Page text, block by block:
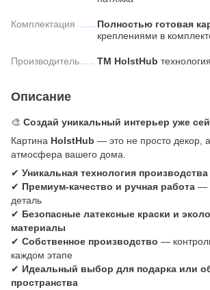
Комплектация Полностью готовая
креплениями в
Производитель ТМ HolstHub технология
Описание
🎨 Создай уникальный интерьер уже
Картина HolstHub — это не просто декор,
атмосфера вашего дома.
✔ Уникальная технология
✔ Премиум-качество и ручная работа —
деталь
✔ Безопасные латексные краски и
материалы
✔ Собственное производство —
каждом этапе
✔ Идеальный выбор для подарка или
пространства